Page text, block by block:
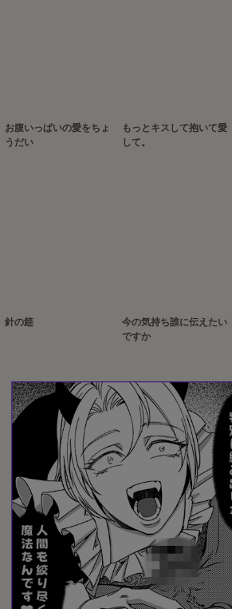
お腹いっぱいの愛をちょ
うだい
もっとキスして抱いて愛
して。
針の筵
今の気持ち誰に伝えたい
ですか